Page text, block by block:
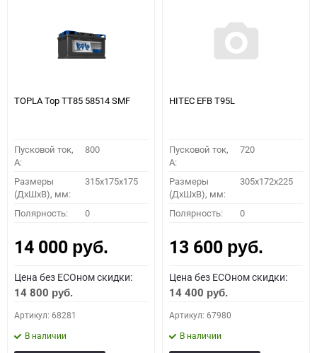
ПОДОБРАТЬ
Как определить полярность?
0 - обратная 1 - прямая 3 - обратная 4 - прямая
TOPLA Top TT85 58514 SMF
Пусковой ток,
A:
800
Размеры
(ДхШхВ), мм:
315x175x175
Полярность: 0
14 000 руб.
Цена без ECOном скидки:
14 800 руб.
Артикул: 68281
В наличии
HITEC EFB T95L
Пусковой ток,
A:
720
Размеры
(ДхШхВ), мм:
305х172х225
Полярность: 0
13 600 руб.
Цена без ECOном скидки:
14 400 руб.
Артикул: 67980
В наличии